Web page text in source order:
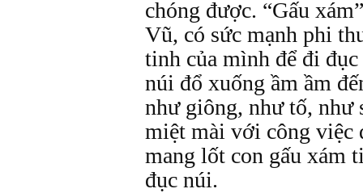
chóng được. “Gấu
Vũ, có sức mạnh phi
tinh của mình để đi
núi đổ xuống ầm ầm
như giông, như tố, như
miệt mài với công việc
mang lốt con gấu xám
đục núi.